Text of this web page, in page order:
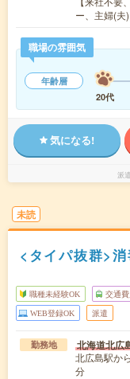
ー、主婦(
職場の雰囲気
年齢層
20代
気になる!
派
未読
<タイパ抜群>消
職種未経験OK 交通
WEB登録OK 派遣
勤務地 北海道北広
北広島駅か
分